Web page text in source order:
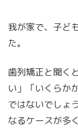
我が家で、子ど
た。
歯列矯正と聞く
い」「いくらか
ではないでしょ
なるケースが多